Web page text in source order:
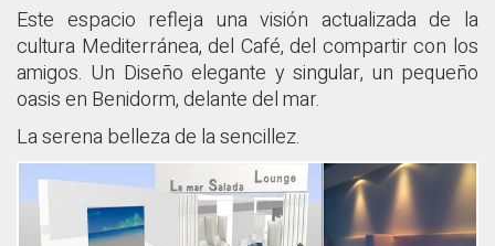
Este espacio refleja una visión actualizada de la
cultura Mediterránea, del Café, del compartir con los
amigos. Un Diseño elegante y singular, un pequeño
oasis en Benidorm, delante del mar.
La serena belleza de la sencillez.